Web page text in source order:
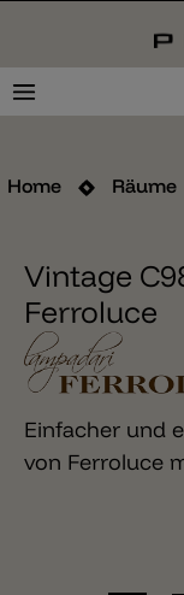
Home Räume
Vintage
Ferroluce
Einfacher und
von Ferroluce